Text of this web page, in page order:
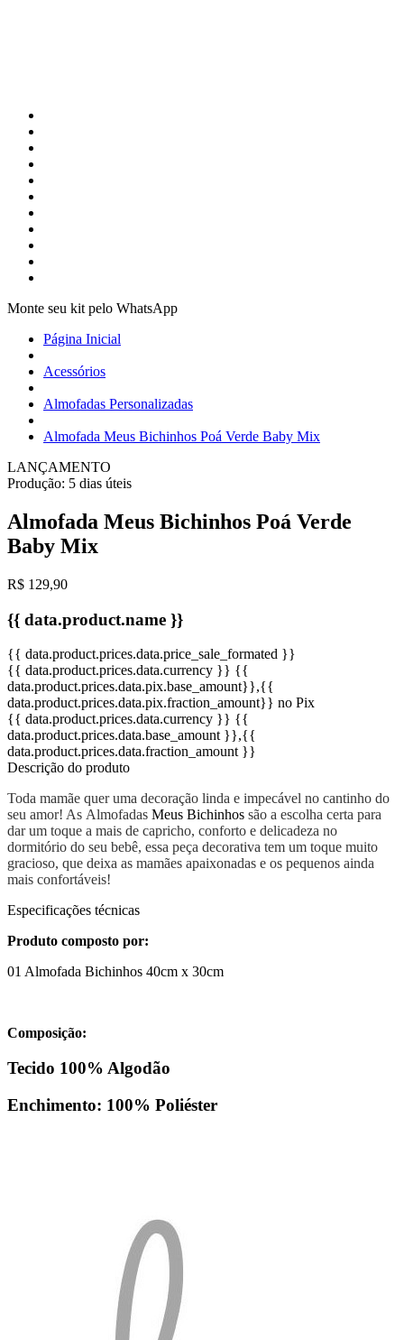
Monte seu kit pelo WhatsApp
Página Inicial
Acessórios
Almofadas Personalizadas
Almofada Meus Bichinhos Poá Verde Baby Mix
LANÇAMENTO
Produção: 5 dias úteis
Almofada Meus Bichinhos Poá Verde
Baby Mix
R$ 129,90
{{ data.product.name }}
{{ data.product.prices.data.price_sale_formated }}
{{ data.product.prices.data.currency }} {{
data.product.prices.data.pix.base_amount}},{{
data.product.prices.data.pix.fraction_amount}} no Pix
{{ data.product.prices.data.currency }} {{
data.product.prices.data.base_amount }},{{
data.product.prices.data.fraction_amount }}
Descrição do produto
Toda mamãe quer uma decoração linda e impecável no cantinho do
seu amor! As Almofadas Meus Bichinhos são a escolha certa para
dar um toque a mais de capricho, conforto e delicadeza no
dormitório do seu bebê, essa peça decorativa tem um toque muito
gracioso, que deixa as mamães apaixonadas e os pequenos ainda
mais confortáveis!
Especificações técnicas
Produto composto por:
01 Almofada Bichinhos 40cm x 30cm
Composição:
Tecido 100% Algodão
Enchimento: 100% Poliéster